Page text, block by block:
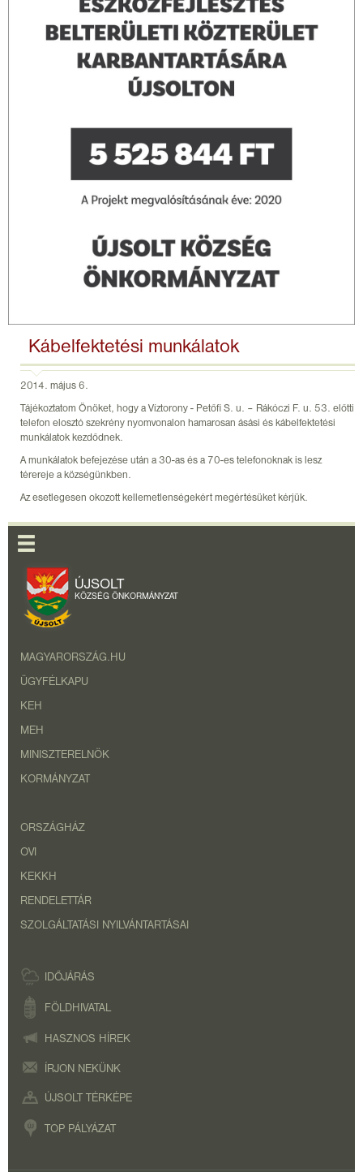
Kábelfektetési munkálatok
2014. május 6.
Tájékoztatom Önöket, hogy a Víztorony - Petőfi S. u. – Rákóczi F. u. 53. előtti
telefon elosztó szekrény nyomvonalon hamarosan ásási és kábelfektetési
munkálatok kezdődnek.
A munkálatok befejezése után a 30-as és a 70-es telefonoknak is lesz
térereje a községünkben.
Az esetlegesen okozott kellemetlenségekért megértésüket kérjük.
ÚJSOLT
KÖZSÉG ÖNKORMÁNYZAT
MAGYARORSZÁG.HU
ÜGYFÉLKAPU
KEH
MEH
MINISZTERELNÖK
KORMÁNYZAT
ORSZÁGHÁZ
OVI
KEKKH
RENDELETTÁR
SZOLGÁLTATÁSI NYILVÁNTARTÁSAI
IDŐJÁRÁS
FÖLDHIVATAL
HASZNOS HÍREK
ÍRJON NEKÜNK
ÚJSOLT TÉRKÉPE
TOP PÁLYÁZAT